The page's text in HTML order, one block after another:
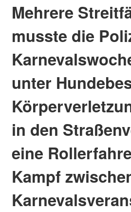
Mehrere
musste die
unter
in den
eine
Kampf